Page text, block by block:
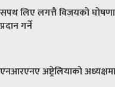
सपथ लिए लगत्तै विजयको
प्रदान गर्ने
एनआरएनए अष्ट्रेलियाको